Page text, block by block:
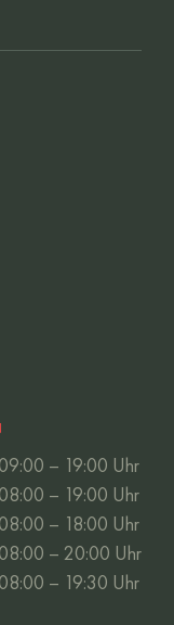
09:00 – 19:00 Uhr
08:00 – 19:00 Uhr
08:00 – 18:00 Uhr
08:00 – 20:00 Uhr
08:00 – 19:30 Uhr